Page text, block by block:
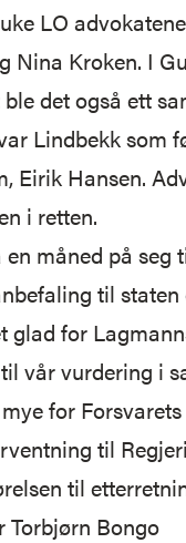
LO
Nina Kroken. I
det også ett
Lindbekk som
Eirik Hansen.
i retten.
måned på seg
til staten
glad for
vår vurdering i
for
til
til
Torbjørn Bongo